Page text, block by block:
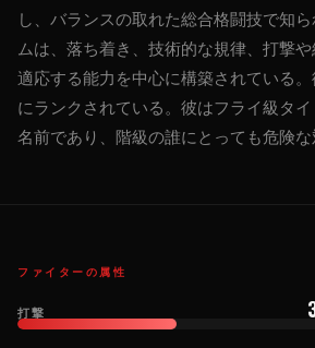
し、バランスの取れた総合格闘技で知
ムは、落ち着き、技術的な規律、打撃
適応する能力を中心に構築されている
にランクされている。彼はフライ級タ
名前であり、階級の誰にとっても危険な
ファイターの属性
打撃